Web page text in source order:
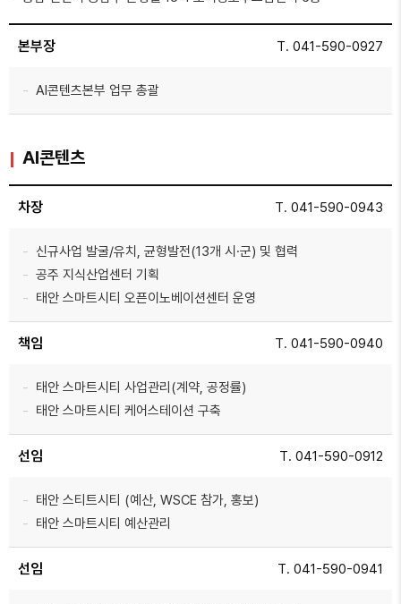
본부장 T. 041-590-0927
AI콘텐츠본부 업무 총괄
AI콘텐츠
차장 T. 041-590-0943
신규사업 발굴/유치, 균형발전(13개 시·군) 및 협력
공주 지식산업센터 기획
태안 스마트시티 오픈이노베이션센터 운영
책임 T. 041-590-0940
태안 스마트시티 사업관리(계약, 공정률)
태안 스마트시티 케어스테이션 구축
선임 T. 041-590-0912
태안 스티트시티 (예산, WSCE 참가, 홍보)
태안 스마트시티 예산관리
선임 T. 041-590-0941